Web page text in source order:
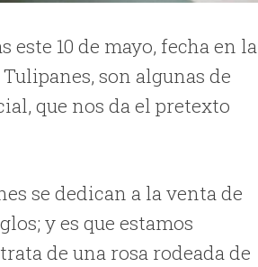
10 de mayo, fecha en la
son algunas de
que nos da el pretexto
se dedican a la venta de
y es que estamos
de una rosa rodeada de